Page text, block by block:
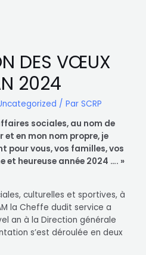
DES VŒUX
2024
/ ParSCRP
sociales, au nom de
en mon nom propre, je
pour vous, vos familles, vos
et heureuse année 2024 …. »
culturelles et sportives, à
la Cheffe dudit service a
an à la Direction générale
s’est déroulée en deux